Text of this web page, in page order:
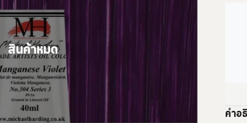
สินค้าหมด
คำอ